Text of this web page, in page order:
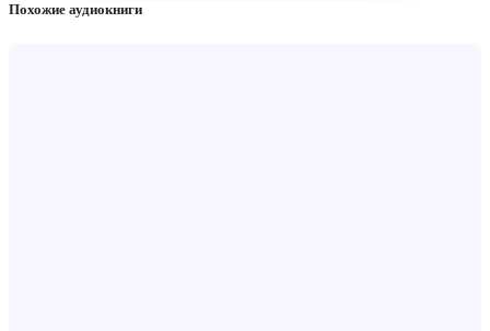
Похожие аудиокниги